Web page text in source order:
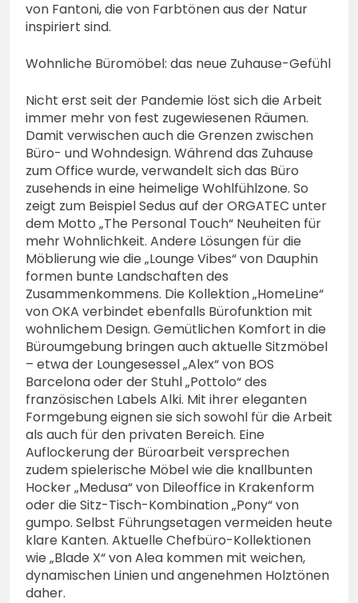
von Fantoni, die von Farbtönen aus der Natur
inspiriert sind.
Wohnliche Büromöbel: das neue Zuhause-Gefühl
Nicht erst seit der Pandemie löst sich die Arbeit
immer mehr von fest zugewiesenen Räumen.
Damit verwischen auch die Grenzen zwischen
Büro- und Wohndesign. Während das Zuhause
zum Office wurde, verwandelt sich das Büro
zusehends in eine heimelige Wohlfühlzone. So
zeigt zum Beispiel Sedus auf der ORGATEC unter
dem Motto „The Personal Touch“ Neuheiten für
mehr Wohnlichkeit. Andere Lösungen für die
Möblierung wie die „Lounge Vibes“ von Dauphin
formen bunte Landschaften des
Zusammenkommens. Die Kollektion „HomeLine“
von OKA verbindet ebenfalls Bürofunktion mit
wohnlichem Design. Gemütlichen Komfort in die
Büroumgebung bringen auch aktuelle Sitzmöbel
– etwa der Loungesessel „Alex“ von BOS
Barcelona oder der Stuhl „Pottolo“ des
französischen Labels Alki. Mit ihrer eleganten
Formgebung eignen sie sich sowohl für die Arbeit
als auch für den privaten Bereich. Eine
Auflockerung der Büroarbeit versprechen
zudem spielerische Möbel wie die knallbunten
Hocker „Medusa“ von Dileoffice in Krakenform
oder die Sitz-Tisch-Kombination „Pony“ von
gumpo. Selbst Führungsetagen vermeiden heute
klare Kanten. Aktuelle Chefbüro-Kollektionen
wie „Blade X“ von Alea kommen mit weichen,
dynamischen Linien und angenehmen Holztönen
daher.